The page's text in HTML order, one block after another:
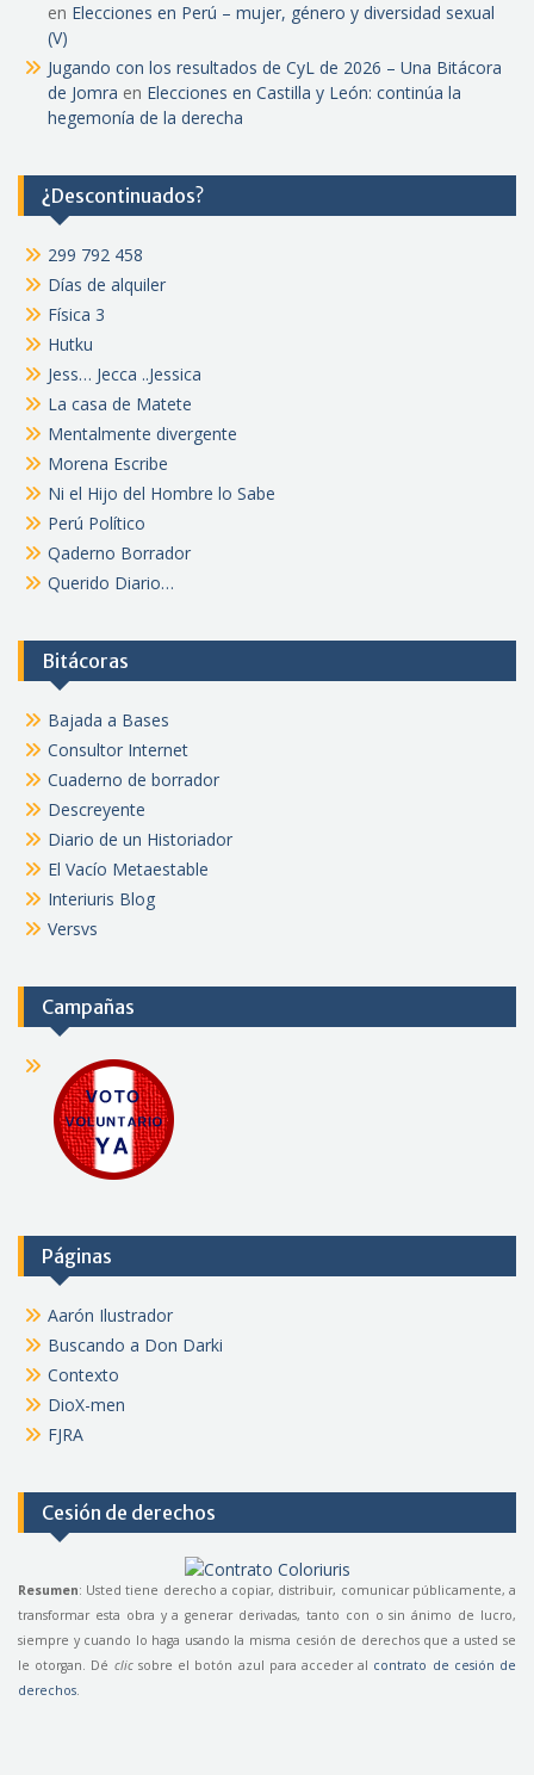
en Elecciones en Perú – mujer, género y diversidad sexual
(V)
Jugando con los resultados de CyL de 2026 – Una Bitácora
de Jomra en Elecciones en Castilla y León: continúa la
hegemonía de la derecha
¿Descontinuados?
299 792 458
Días de alquiler
Física 3
Hutku
Jess… Jecca ..Jessica
La casa de Matete
Mentalmente divergente
Morena Escribe
Ni el Hijo del Hombre lo Sabe
Perú Político
Qaderno Borrador
Querido Diario…
Bitácoras
Bajada a Bases
Consultor Internet
Cuaderno de borrador
Descreyente
Diario de un Historiador
El Vacío Metaestable
Interiuris Blog
Versvs
Campañas
Páginas
Aarón Ilustrador
Buscando a Don Darki
Contexto
DioX-men
FJRA
Cesión de derechos
Resumen: Usted tiene derecho a copiar, distribuir, comunicar públicamente, a
transformar esta obra y a generar derivadas, tanto con o sin ánimo de lucro,
siempre y cuando lo haga usando la misma cesión de derechos que a usted se
le otorgan. Dé clicsobre el botón azul para acceder al contrato de cesión de
derechos